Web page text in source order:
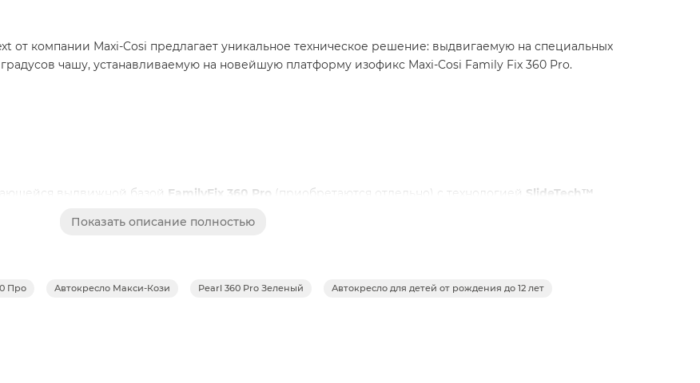
от компании Maxi-Cosi предлагает уникальное техническое решение: выдвигаемую на специальных
чашу, устанавливаемую на новейшую платформу изофикс Maxi-Cosi Family Fix 360 Pro.
выдвижной базой FamilyFix 360 Pro (приобретаются отдельно) с технологией SlideTech™
расти вместе с вашим ребенком, имеет девять регулируемых положений подголовника и
4 лет.
Показать описание полностью
Про Автокресло Макси-Кози Pearl 360 Pro Зеленый Автокресло для детей от рождения до 12 лет